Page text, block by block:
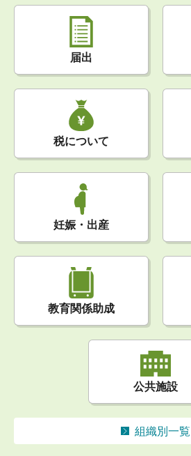
届出
税について
妊娠・出産
教育関係助成
公共施設
組織別一覧